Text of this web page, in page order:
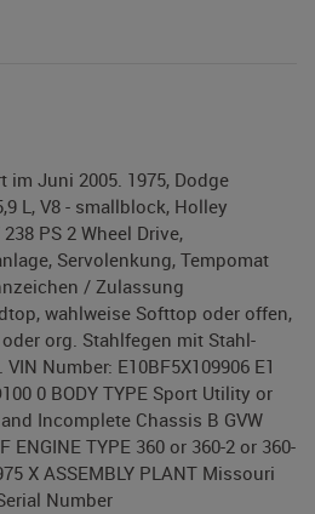
Juni 2005. 1975, Dodge
L, V8 - smallblock, Holley
PS 2 Wheel Drive,
Servolenkung, Tempomat
/ Zulassung
wahlweise Softtop oder offen,
org. Stahlfegen mit Stahl-
Number: E10BF5X109906 E1
0 BODY TYPE Sport Utility or
Incomplete Chassis B GVW
ENGINE TYPE 360 or 360-2 or 360-
X ASSEMBLY PLANT Missouri
Number